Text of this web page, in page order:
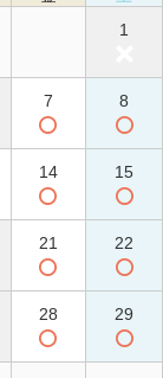
1
7 8
14 15
21 22
28 29